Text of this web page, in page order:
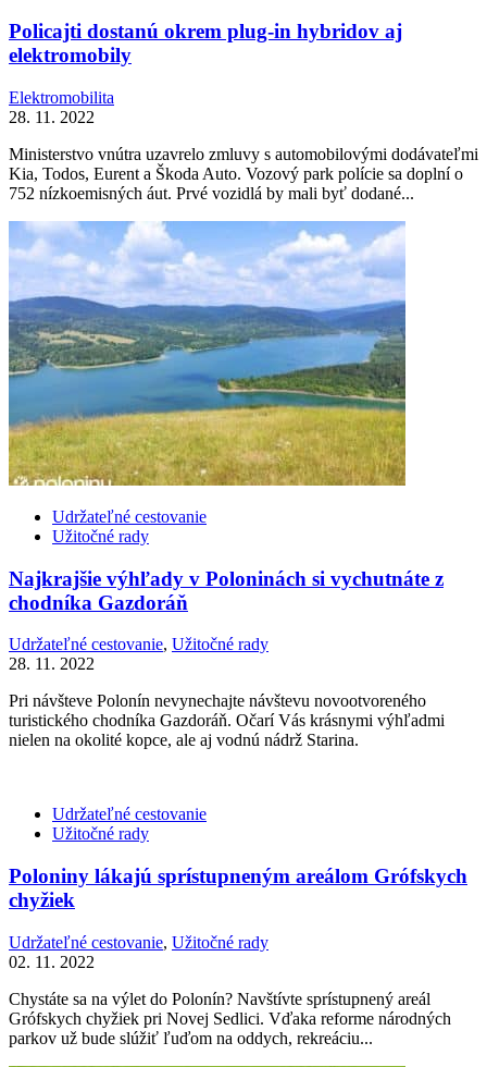
Policajti dostanú okrem plug-in hybridov aj
elektromobily
Elektromobilita
28. 11. 2022
Ministerstvo vnútra uzavrelo zmluvy s automobilovými dodávateľmi
Kia, Todos, Eurent a Škoda Auto. Vozový park polície sa doplní o
752 nízkoemisných áut. Prvé vozidlá by mali byť dodané...
Udržateľné cestovanie
Užitočné rady
Najkrajšie výhľady v Poloninách si vychutnáte z
chodníka Gazdoráň
Udržateľné cestovanie, Užitočné rady
28. 11. 2022
Pri návšteve Polonín nevynechajte návštevu novootvoreného
turistického chodníka Gazdoráň. Očarí Vás krásnymi výhľadmi
nielen na okolité kopce, ale aj vodnú nádrž Starina.
Udržateľné cestovanie
Užitočné rady
Poloniny lákajú sprístupneným areálom Grófskych
chyžiek
Udržateľné cestovanie, Užitočné rady
02. 11. 2022
Chystáte sa na výlet do Polonín? Navštívte sprístupnený areál
Grófskych chyžiek pri Novej Sedlici. Vďaka reforme národných
parkov už bude slúžiť ľuďom na oddych, rekreáciu...